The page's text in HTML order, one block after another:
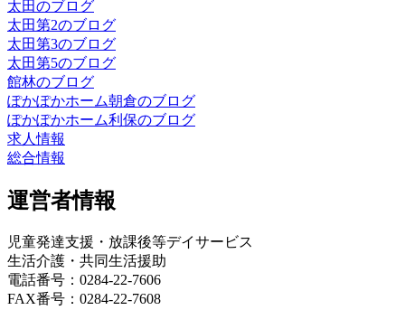
太田のブログ
太田第2のブログ
太田第3のブログ
太田第5のブログ
館林のブログ
ぽかぽかホーム朝倉のブログ
ぽかぽかホーム利保のブログ
求人情報
総合情報
運営者情報
児童発達支援・放課後等デイサービス
生活介護・共同生活援助
電話番号：0284-22-7606
FAX番号：0284-22-7608